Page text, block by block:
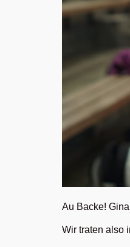
Au Backe!
Wir traten also